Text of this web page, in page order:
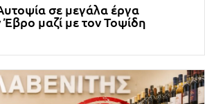
σε μεγάλα έργα
Έβρο μαζί με τον Τοψίδη